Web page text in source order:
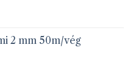
2 mm 50m/vég